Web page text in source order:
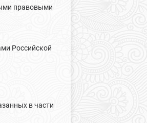
правовыми
Российской
в части